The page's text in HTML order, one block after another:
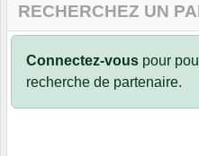
RECHERCHEZ UN
Connectez-vous pour
recherche de partenaire.